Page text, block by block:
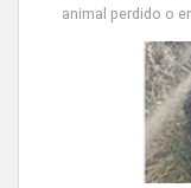
animal perdido o